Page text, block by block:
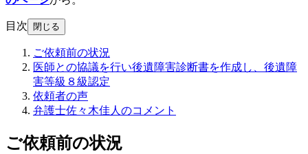
目次 閉じる
ご依頼前の状況
医師との協議を行い後遺障害診断書を作成し、後遺障
害等級８級認定
依頼者の声
弁護士佐々木佳人のコメント
ご依頼前の状況